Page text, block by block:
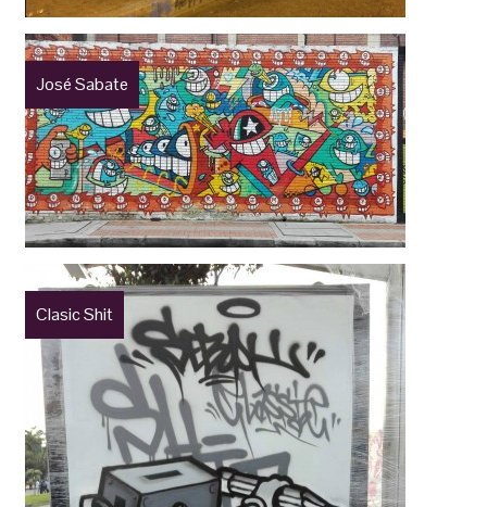
José Sabate
Clasic Shit